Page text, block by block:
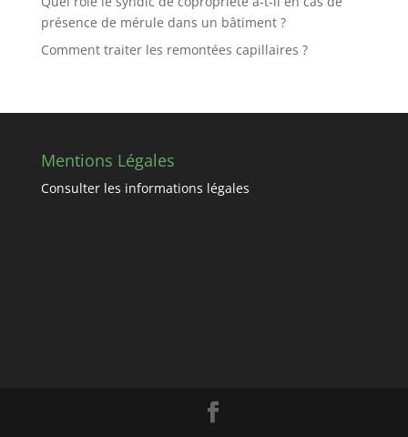
présence de mérule dans un bâtiment ?
Comment traiter les remontées capillaires ?
Mentions Légales
Consulter les informations légales